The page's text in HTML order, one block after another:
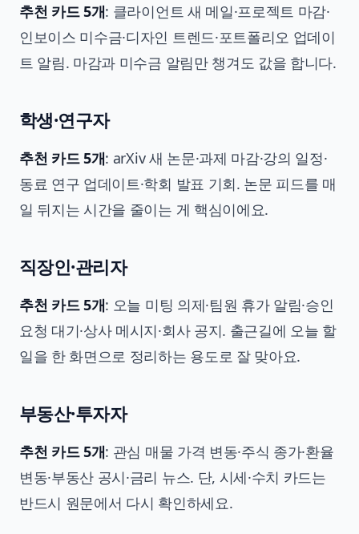
추천 카드 5개: 클라이언트 새 메일·프로젝트 마감·
인보이스 미수금·디자인 트렌드·포트폴리오 업데이
트 알림. 마감과 미수금 알림만 챙겨도 값을 합니다.
학생·연구자
추천 카드 5개: arXiv 새 논문·과제 마감·강의 일정·
동료 연구 업데이트·학회 발표 기회. 논문 피드를 매
일 뒤지는 시간을 줄이는 게 핵심이에요.
직장인·관리자
추천 카드 5개: 오늘 미팅 의제·팀원 휴가 알림·승인
요청 대기·상사 메시지·회사 공지. 출근길에 오늘 할
일을 한 화면으로 정리하는 용도로 잘 맞아요.
부동산·투자자
추천 카드 5개: 관심 매물 가격 변동·주식 종가·환율
변동·부동산 공시·금리 뉴스. 단, 시세·수치 카드는
반드시 원문에서 다시 확인하세요.